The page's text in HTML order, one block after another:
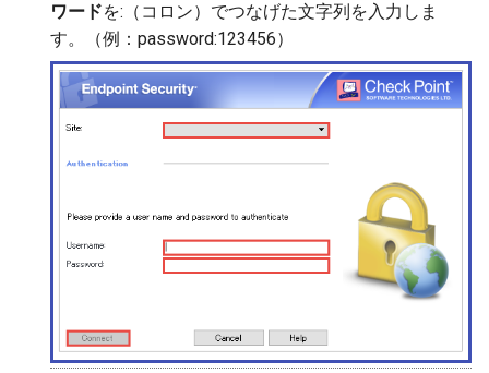
ワードを:（コロン）でつなげた文字列を入力しま
す。（例：password:123456）